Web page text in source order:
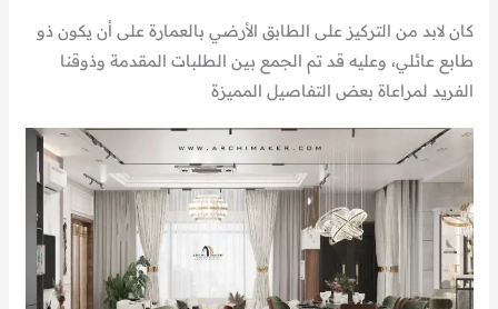
كان لابد من التركيز على الطابق الأرضي بالعمارة على أن يكون ذو
طابع عائلي، وعليه قد تم الجمع بين الطلبات المقدمة وذوقنا
الفريد لمراعاة بعض التفاصيل المميزة